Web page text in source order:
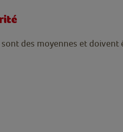
des moyennes et doivent